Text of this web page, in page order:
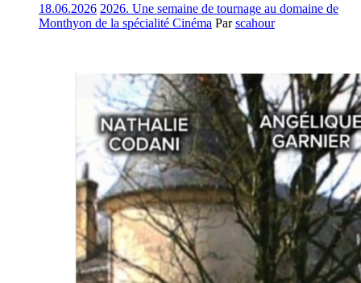
18.06.2026 2026. Une semaine de tournage au domaine de
Monthyon de la spécialité Cinéma Parscahour